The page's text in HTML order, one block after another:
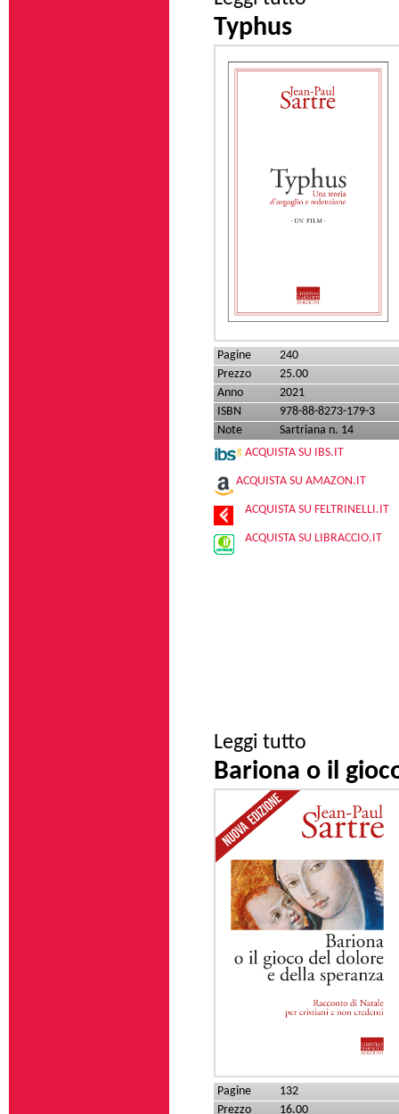
Typhus
Pagine
240
Prezzo
25.00
Anno
2021
ISBN
978-88-8273-179-3
Note
Sartriana n. 14
ACQUISTA SU IBS.IT
ACQUISTA SU AMAZON.IT
ACQUISTA SU FELTRINELLI.IT
ACQUISTA SU LIBRACCIO.IT
Leggi tutto
Bariona o il
Pagine
132
Prezzo
16.00